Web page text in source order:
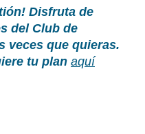
Disfruta de
del Club de
veces que quieras.
tu plan aquí